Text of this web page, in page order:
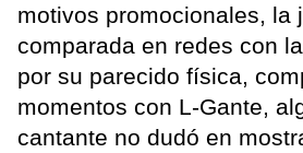
motivos promocionales, la
comparada en redes con
por su parecido física,
momentos con L-Gante,
cantante no dudó en